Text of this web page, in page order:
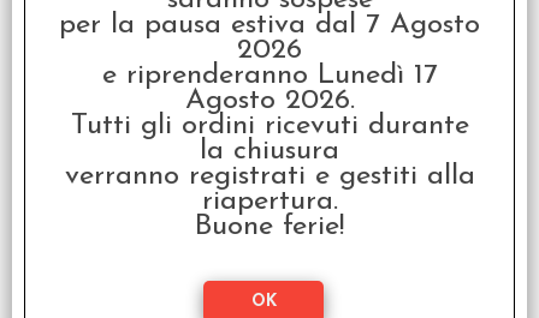
6... Le Prendi!
€ 12,99
€10,39
per la pausa estiva dal 7 Agosto
2026
e riprenderanno Lunedì 17
Agosto 2026.
Tutti gli ordini ricevuti durante
la chiusura
verranno registrati e gestiti alla
riapertura.
Buone ferie!